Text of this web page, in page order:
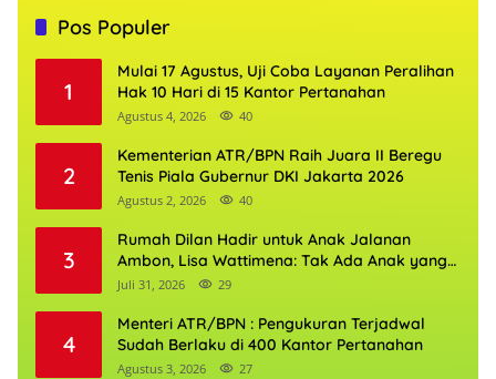
Pos Populer
1
Mulai 17 Agustus, Uji Coba Layanan Peralihan
Hak 10 Hari di 15 Kantor Pertanahan
Agustus 4, 2026 40
2
Kementerian ATR/BPN Raih Juara II Beregu
Tenis Piala Gubernur DKI Jakarta 2026
Agustus 2, 2026 40
3
Rumah Dilan Hadir untuk Anak Jalanan
Ambon, Lisa Wattimena: Tak Ada Anak yang
Boleh Kehilangan Masa Depannya
Juli 31, 2026 29
4
Menteri ATR/BPN : Pengukuran Terjadwal
Sudah Berlaku di 400 Kantor Pertanahan
Agustus 3, 2026 27